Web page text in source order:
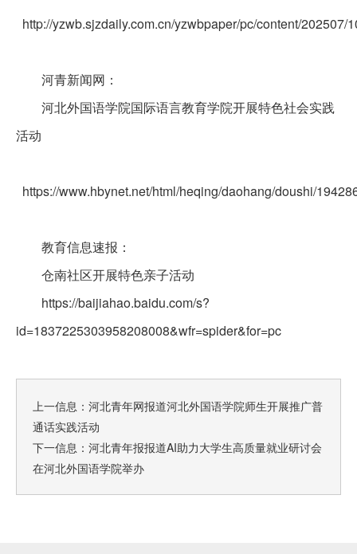
http://yzwb.sjzdaily.com.cn/yzwbpaper/pc/content/202507/
河青新闻网：
河北外国语学院国际语言教育学院开展特色社会实践
活动
https://www.hbynet.net/html/heqing/daohang/doushi/
教育信息速报：
仓南社区开展特色亲子活动
https://baijiahao.baidu.com/s?
id=1837225303958208008&wfr=spider&for=pc
上一信息： 河北青年网报道河北外国语学院师生开展推广普
通话实践活动
下一信息： 河北青年报报道AI助力大学生高质量就业研讨会
在河北外国语学院举办